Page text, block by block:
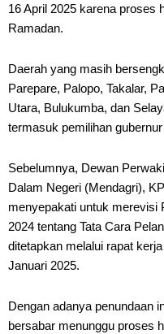
16 April 2025 karena proses
Ramadan.
Daerah yang masih
Parepare, Palopo, Takalar,
Utara, Bulukumba, dan
termasuk pemilihan
Sebelumnya, Dewan
Dalam Negeri (Mendagri),
menyepakati untuk merevisi
2024 tentang Tata Cara
ditetapkan melalui rapat
Januari 2025.
Dengan adanya penundaan
bersabar menunggu proses